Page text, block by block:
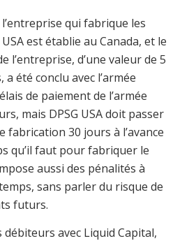
l’entreprise qui fabrique les
est établie au Canada, et le
l’entreprise, d’une valeur de 5
été conclu avec l’armée
de paiement de l’armée
mais DPSG USA doit passer
fabrication 30 jours à l’avance
qu’il faut pour fabriquer le
aussi des pénalités à
sans parler du risque de
futurs.
avec Liquid Capital,